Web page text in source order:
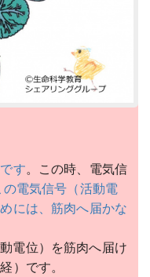
す。この時、電気信
の電気信号（活動電
には、筋肉へ届かな
電位）を筋肉へ届け
）です。